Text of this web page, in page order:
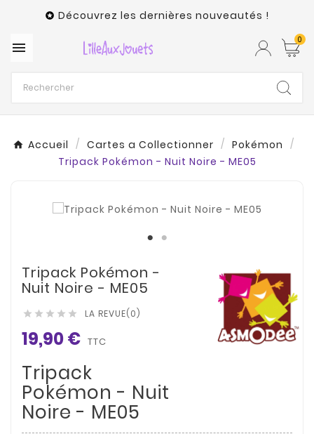
 Découvrez les dernières nouveautés !
 0
Accueil Cartes a Collectionner
Pokémon
Tripack Pokémon - Nuit Noire - ME05
Tripack Pokémon -
Nuit Noire - ME05
     LA REVUE(0)
19,90 € TTC
Tripack
Pokémon - Nuit
Noire - ME05